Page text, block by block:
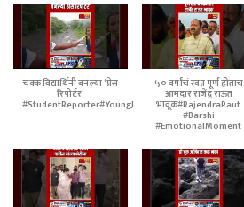
चक्क विद्यार्थिनी बनल्या ‘प्रेस
रिपोर्टर’
#StudentReporter#YoungJournalist
५० वर्षांचं स्वप्न पूर्ण होताच
आमदार राजेंद्र राऊत
भावूक#RajendraRaut
#Barshi
#EmotionalMoment